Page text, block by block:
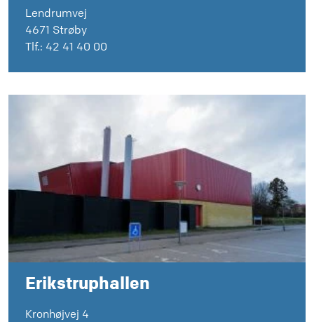
Lendrumvej
4671 Strøby
Tlf.: 42 41 40 00
Erikstruphallen
Kronhøjvej 4